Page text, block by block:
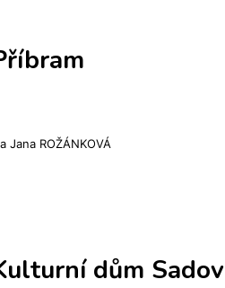
Jana ROŽÁNKOVÁ
dům Sadov